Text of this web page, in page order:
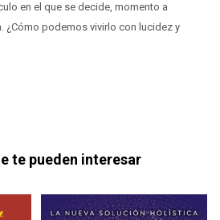
en el que se decide, momento a
¿Cómo podemos vivirlo con lucidez y
te pueden interesar